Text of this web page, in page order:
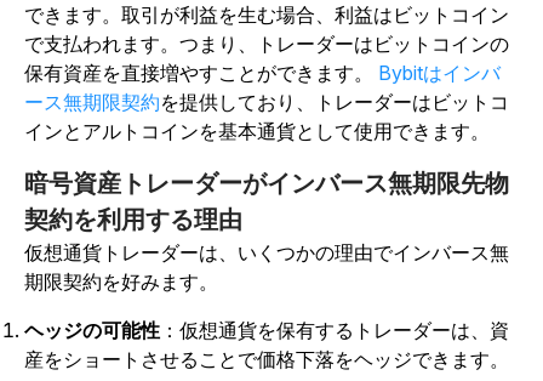
できます。取引が利益を生む場合、利益はビットコイン
で支払われます。つまり、トレーダーはビットコインの
保有資産を直接増やすことができます。 Bybitはインバ
ース無期限契約を提供しており、トレーダーはビットコ
インとアルトコインを基本通貨として使用できます。
暗号資産トレーダーがインバース無期限先物
契約を利用する理由
仮想通貨トレーダーは、いくつかの理由でインバース無
期限契約を好みます。
ヘッジの可能性 ：仮想通貨を保有するトレーダーは、資
産をショートさせることで価格下落をヘッジできます。